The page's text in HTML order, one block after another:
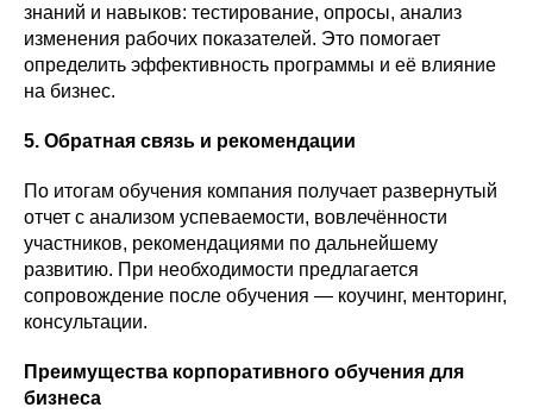
знаний и навыков: тестирование, опросы, анализ
изменения рабочих показателей. Это помогает
определить эффективность программы и её влияние
на бизнес.
5. Обратная связь и рекомендации
По итогам обучения компания получает развернутый
отчет с анализом успеваемости, вовлечённости
участников, рекомендациями по дальнейшему
развитию. При необходимости предлагается
сопровождение после обучения — коучинг, менторинг,
консультации.
Преимущества корпоративного обучения для
бизнеса